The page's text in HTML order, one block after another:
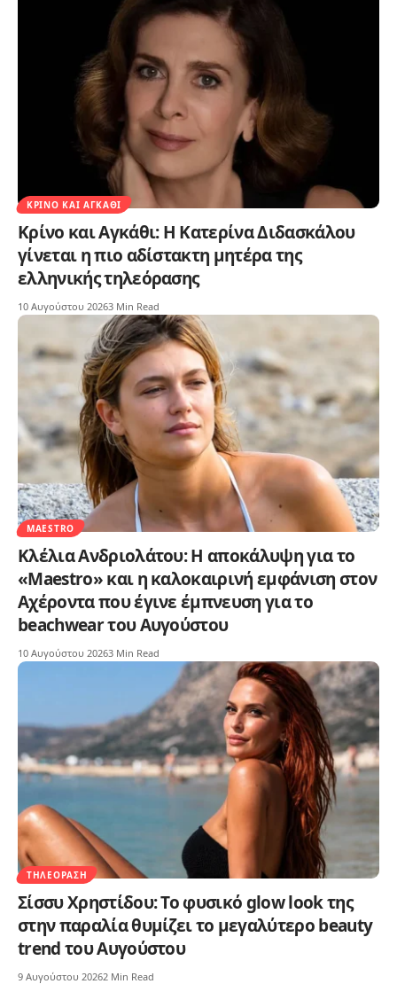
ΚΡΊΝΟ ΚΑΙ ΑΓΚΆΘΙ
Κρίνο και Αγκάθι: Η Κατερίνα Διδασκάλου
γίνεται η πιο αδίστακτη μητέρα της
ελληνικής τηλεόρασης
10 Αυγούστου 20263 Min Read
MAESTRO
Κλέλια Ανδριολάτου: Η αποκάλυψη για το
«Maestro» και η καλοκαιρινή εμφάνιση στον
Αχέροντα που έγινε έμπνευση για το
beachwear του Αυγούστου
10 Αυγούστου 20263 Min Read
ΤΗΛΕΌΡΑΣΗ
Σίσσυ Χρηστίδου: Το φυσικό glow look της
στην παραλία θυμίζει το μεγαλύτερο beauty
trend του Αυγούστου
9 Αυγούστου 20262 Min Read